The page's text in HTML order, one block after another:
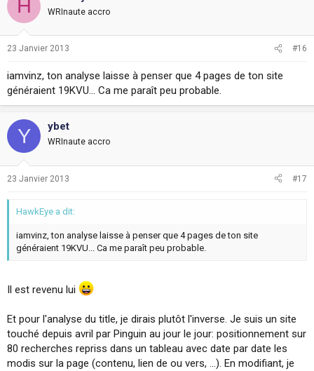
H WRInaute accro
23 Janvier 2013 #16
iamvinz, ton analyse laisse à penser que 4 pages de ton site
généraient 19KVU... Ca me paraît peu probable.
Y ybet
WRInaute accro
23 Janvier 2013 #17
HawkEye a dit:
iamvinz, ton analyse laisse à penser que 4 pages de ton site
généraient 19KVU... Ca me paraît peu probable.
Il est revenu lui
Et pour l'analyse du title, je dirais plutôt l'inverse. Je suis un site
touché depuis avril par Pinguin au jour le jour: positionnement sur
80 recherches repriss dans un tableau avec date par date les
modis sur la page (contenu, lien de ou vers, ...). En modifiant, je